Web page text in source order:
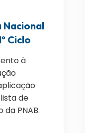
Nacional
Ciclo
à
de
PNAB.